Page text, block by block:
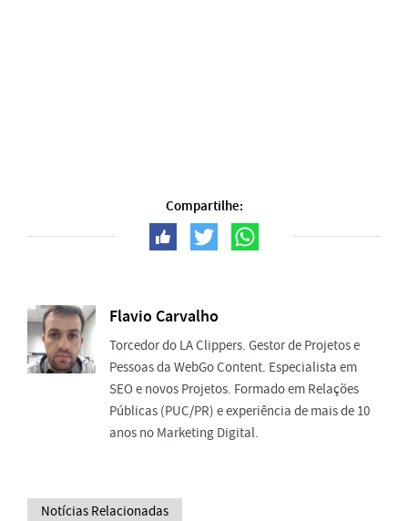
Compartilhe:
Flavio Carvalho
Torcedor do LA Clippers. Gestor de Projetos e
Pessoas da WebGo Content. Especialista em
SEO e novos Projetos. Formado em Relações
Públicas (PUC/PR) e experiência de mais de 10
anos no Marketing Digital.
Notícias Relacionadas